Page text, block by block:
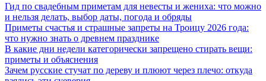
Гид по свадебным приметам для невесты и жениха: что можно
и нельзя делать, выбор даты, погода и обряды
Приметы счастья и страшные запреты на Троицу 2026 года:
что нужно знать о древнем празднике
В какие дни недели категорически запрещено стирать вещи:
приметы и объяснения
Зачем русские стучат по дереву и плюют через плечо: откуда